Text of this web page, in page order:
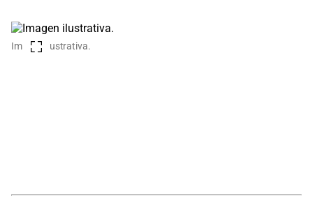
Imagen ilustrativa.